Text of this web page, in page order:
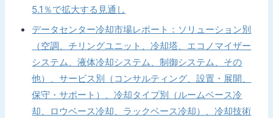
5.1％で拡大する見通し
データセンター冷却市場レポート：ソリューション別
（空調、チリングユニット、冷却塔、エコノマイザー
システム、液体冷却システム、制御システム、その
他）、サービス別（コンサルティング、設置・展開、
保守・サポート）、冷却タイプ別（ルームベース冷
却、ロウベース冷却、ラックベース冷却）、冷却技術